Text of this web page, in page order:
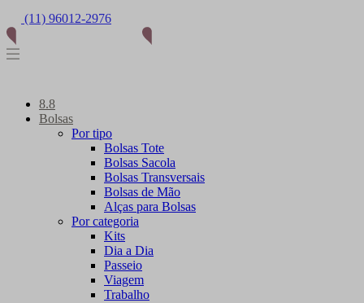
(11) 96012-2976
8.8
Bolsas
Por tipo
Bolsas Tote
Bolsas Sacola
Bolsas Transversais
Bolsas de Mão
Alças para Bolsas
Por categoria
Kits
Dia a Dia
Passeio
Viagem
Trabalho